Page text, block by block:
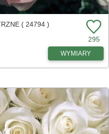
( 24794 )
295
WYMIARY